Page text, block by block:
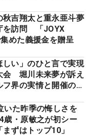
秋吉翔太と重永亜斗夢
を訪問 「JOYX
めた義援金を贈呈
しい」のひと言で実現
会 堀川未来夢が訴え
フ界の実情と開催の舞
いた昨季の悔しさを
・原敏之が初シー
まずはトップ10」